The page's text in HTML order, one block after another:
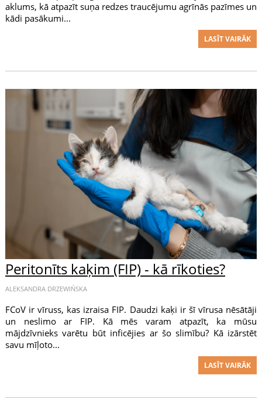
aklums, kā atpazīt suņa redzes traucējumu agrīnās pazīmes un
kādi pasākumi...
LASĪT VAIRĀK
Peritonīts kaķim (FIP) - kā rīkoties?
ALEKSANDRA DRZEWIŃSKA
FCoV ir vīruss, kas izraisa FIP. Daudzi kaķi ir šī vīrusa nēsātāji
un neslimo ar FIP. Kā mēs varam atpazīt, ka mūsu
mājdzīvnieks varētu būt inficējies ar šo slimību? Kā izārstēt
savu mīļoto...
LASĪT VAIRĀK